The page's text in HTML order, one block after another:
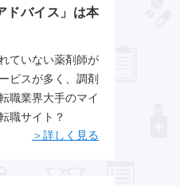
ドバイス」は本
ていない薬剤師が
ビスが多く、調剤
職業界大手のマイ
職サイト？
＞詳しく見る